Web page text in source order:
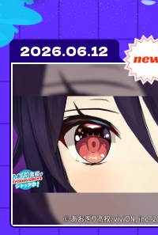
2026.06.12